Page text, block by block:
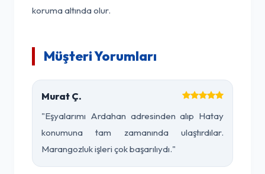
koruma altında olur.
Müşteri Yorumları
Murat Ç.
"Eşyalarımı Ardahan adresinden alıp Hatay
konumuna tam zamanında ulaştırdılar.
Marangozluk işleri çok başarılıydı."